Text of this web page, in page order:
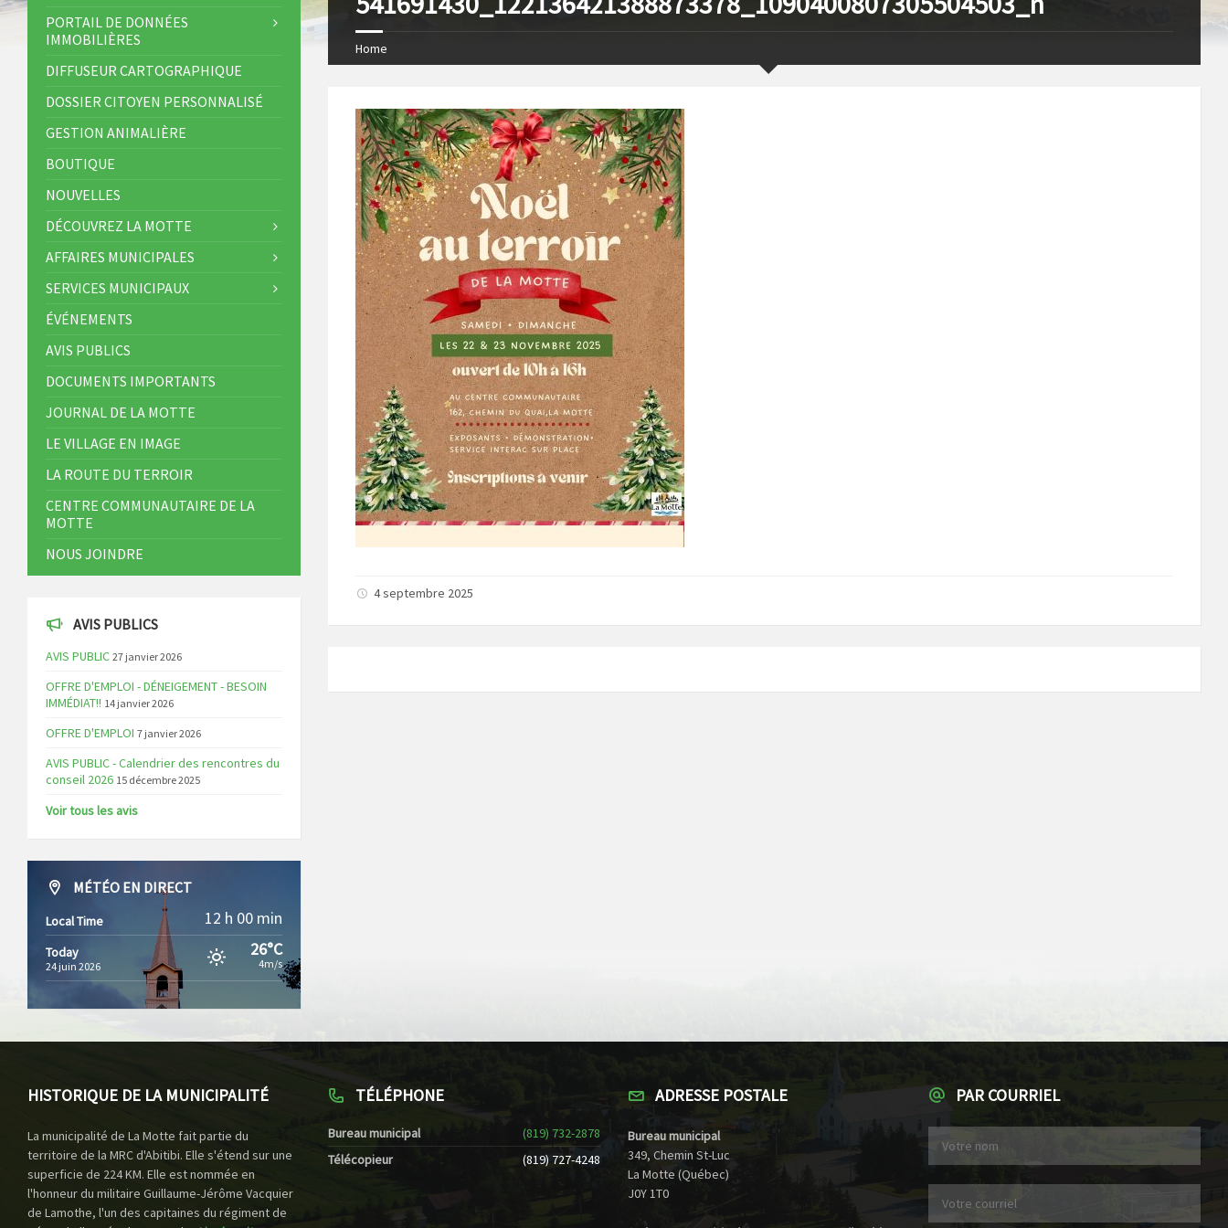
Home
4 septembre 2025
PORTAIL DE DONNÉES
IMMOBILIÈRES
DIFFUSEUR CARTOGRAPHIQUE
DOSSIER CITOYEN PERSONNALISÉ
GESTION ANIMALIÈRE
BOUTIQUE
NOUVELLES
DÉCOUVREZ LA MOTTE
AFFAIRES MUNICIPALES
SERVICES MUNICIPAUX
ÉVÉNEMENTS
AVIS PUBLICS
DOCUMENTS IMPORTANTS
JOURNAL DE LA MOTTE
LE VILLAGE EN IMAGE
LA ROUTE DU TERROIR
CENTRE COMMUNAUTAIRE DE LA
MOTTE
NOUS JOINDRE
AVIS PUBLICS
AVIS PUBLIC 27 janvier 2026
OFFRE D'EMPLOI - DÉNEIGEMENT - BESOIN
IMMÉDIAT!! 14 janvier 2026
OFFRE D'EMPLOI 7 janvier 2026
AVIS PUBLIC - Calendrier des rencontres du
conseil 2026 15 décembre 2025
Voir tous les avis
MÉTÉO EN DIRECT
Local Time 12 h 00 min
Today
24 juin 2026
26°C
4m/s
HISTORIQUE DE LA MUNICIPALITÉ
La municipalité de La Motte fait partie du
territoire de la MRC d'Abitibi. Elle s'étend sur une
superficie de 224 KM. Elle est nommée en
l'honneur du militaire Guillaume-Jérôme Vacquier
de Lamothe, l'un des capitaines du régiment de
TÉLÉPHONE
Bureau municipal
(819) 732-2878
Télécopieur
(819) 727-4248
ADRESSE POSTALE
Bureau municipal
349, Chemin St-Luc
La Motte (Québec)
J0Y 1T0
PAR COURRIEL
s